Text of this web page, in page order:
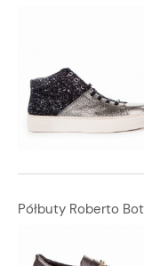
Półbuty Roberto